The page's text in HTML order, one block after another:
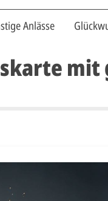
Anlässe